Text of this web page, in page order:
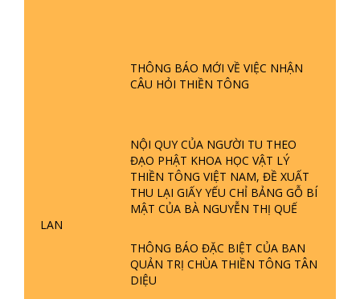
THÔNG BÁO MỚI VỀ VIỆC NHẬN
CÂU HỎI THIỀN TÔNG
NỘI QUY CỦA NGƯỜI TU THEO
ĐẠO PHẬT KHOA HỌC VẬT LÝ
THIỀN TÔNG VIỆT NAM, ĐỀ XUẤT
THU LẠI GIẤY YẾU CHỈ BẢNG GỖ BÍ
MẬT CỦA BÀ NGUYỄN THỊ QUẾ
LAN
THÔNG BÁO ĐẶC BIỆT CỦA BAN
QUẢN TRỊ CHÙA THIỀN TÔNG TÂN
DIỆU
PHẬT GIỚI CÓ THỜI GIAN KHÔNG? |
TTTD
ĐỨC CHÚA TRỜI LÀ AI? QUỶ SA
TĂNG? | TTTD
GIẢI ĐÁP THIỀN TÔNG ĐẶC BIỆT P22
- TẠI SAO TRÁI ĐẤT NHIỀU THIÊN TAI
- LŨ LỤT - HỎA HOẠN | TTTD
GIẢI ĐÁP THIỀN TÔNG ĐẶC BIỆT P21
- TẠI SAO ĐỨC PHẬT BƯỚC ĐI 7
BƯỚC TRÊN HOA SEN ? | TTTD